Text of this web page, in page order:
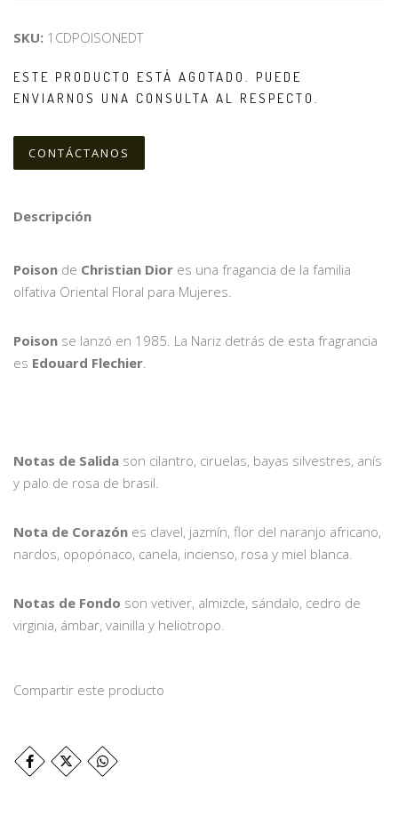
SKU: 1CDPOISONEDT
ESTE PRODUCTO ESTÁ AGOTADO. PUEDE
ENVIARNOS UNA CONSULTA AL RESPECTO.
CONTÁCTANOS
Descripción
Poison de Christian Dior es una fragancia de la familia
olfativa Oriental Floral para Mujeres.
Poison se lanzó en 1985. La Nariz detrás de esta fragrancia
es Edouard Flechier.
Notas de Salida son cilantro, ciruelas, bayas silvestres, anís
y palo de rosa de brasil.
Nota de Corazón es clavel, jazmín, flor del naranjo africano,
nardos, opopónaco, canela, incienso, rosa y miel blanca.
Notas de Fondo son vetiver, almizcle, sándalo, cedro de
virginia, ámbar, vainilla y heliotropo.
Compartir este producto